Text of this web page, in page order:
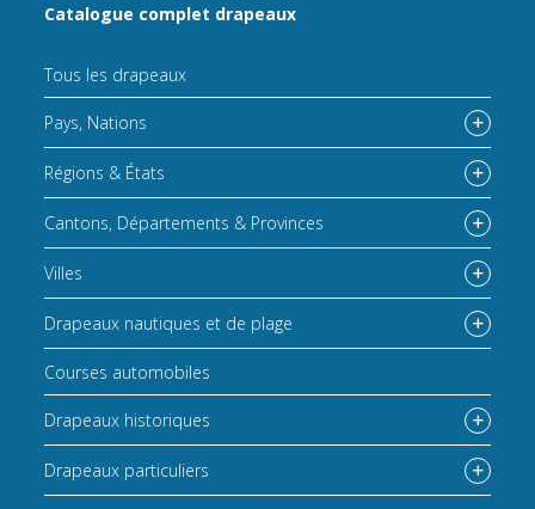
Catalogue complet drapeaux
Tous les drapeaux
Pays, Nations
Régions & États
Cantons, Départements & Provinces
Villes
Drapeaux nautiques et de plage
Courses automobiles
Drapeaux historiques
Drapeaux particuliers